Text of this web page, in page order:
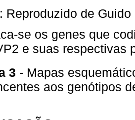
Reproduzido de
se os genes que
e suas respectivas
3 - Mapas
aos genótipos